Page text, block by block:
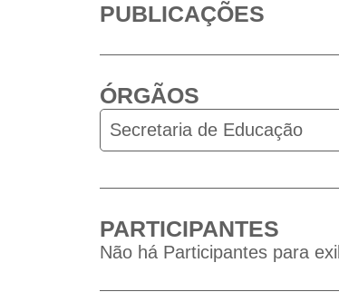
PUBLICAÇÕES
ÓRGÃOS
Secretaria de Educação
PARTICIPANTES
Não há Participantes para